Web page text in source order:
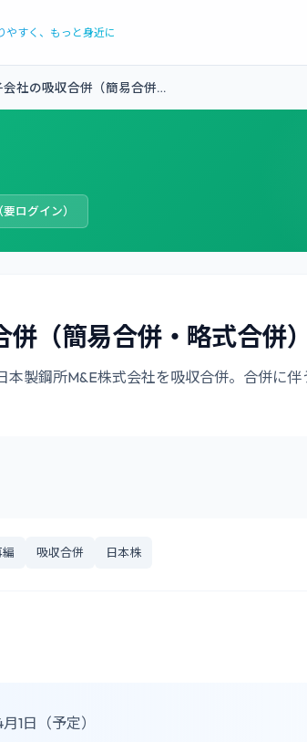
やすく、もっと身近に
会社の吸収合併（簡易合併…
ログイン）
（簡易合併・略式合併
本製鋼所M&E株式会社を吸収合併。合併に
吸収合併 日本株
1日（予定）